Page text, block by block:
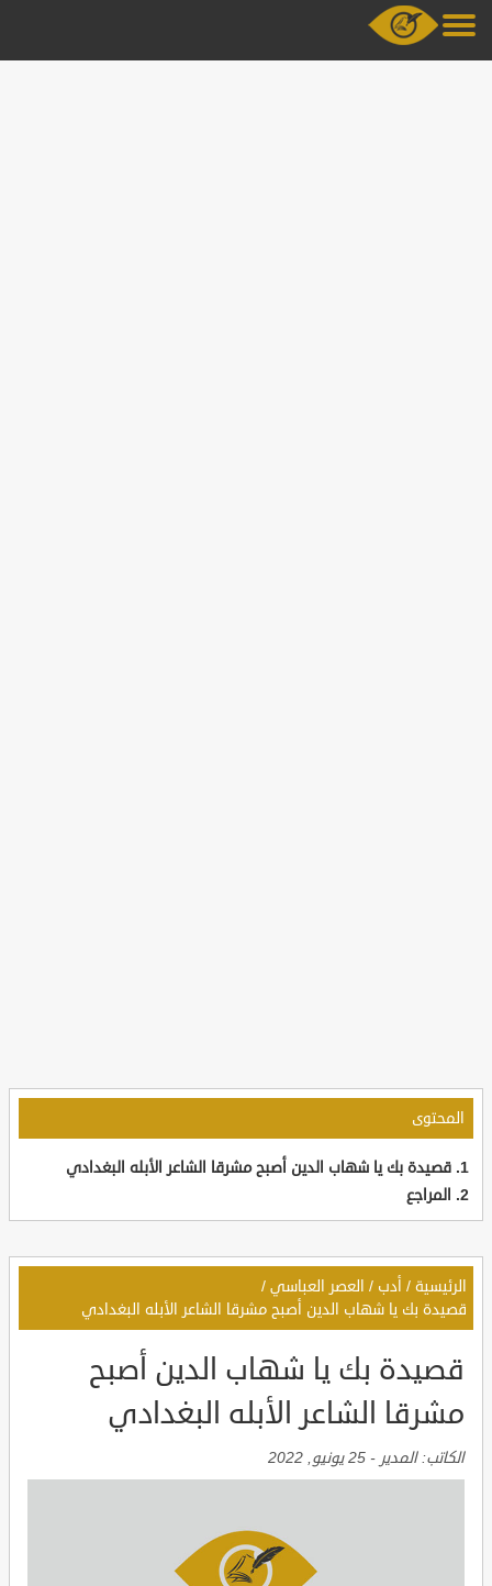
المحتوى
قصيدة بك يا شهاب الدين أصبح مشرقا الشاعر الأبله البغدادي
المراجع
الرئيسية / أدب / العصر العباسي /
قصيدة بك يا شهاب الدين أصبح مشرقا الشاعر الأبله البغدادي
قصيدة بك يا شهاب الدين أصبح
مشرقا الشاعر الأبله البغدادي
الكاتب:المدير - 25 يونيو, 2022